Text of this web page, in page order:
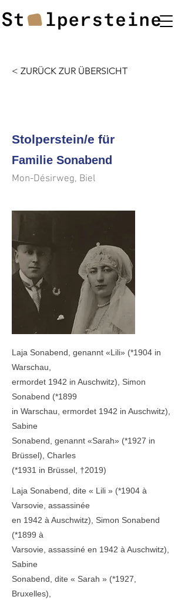
< ZURÜCK ZUR ÜBERSICHT
Stolperstein/e für
Familie Sonabend
Mon-Désirweg, Biel
Laja Sonabend, genannt «Lili» (*1904 in
Warschau,
ermordet 1942 in Auschwitz), Simon
Sonabend (*1899
in Warschau, ermordet 1942 in Auschwitz),
Sabine
Sonabend, genannt «Sarah» (*1927 in
Brüssel), Charles
(*1931 in Brüssel, †2019)
Laja Sonabend, dite « Lili » (*1904 à
Varsovie, assassinée
en 1942 à Auschwitz), Simon Sonabend
(*1899 à
Varsovie, assassiné en 1942 à Auschwitz),
Sabine
Sonabend, dite « Sarah » (*1927
Bruxelles),